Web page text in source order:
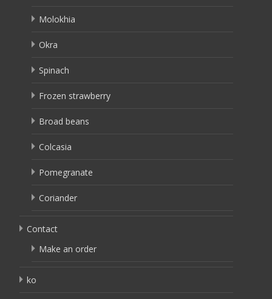
Molokhia
Okra
Spinach
Frozen strawberry
Broad beans
Colcasia
Pomegranate
Coriander
Contact
Make an order
ko